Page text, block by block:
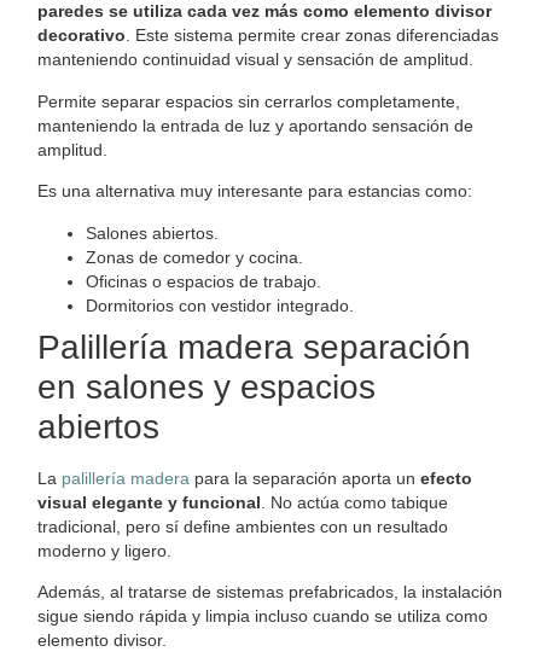
paredes se utiliza cada vez más como elemento divisor
decorativo. Este sistema permite crear zonas diferenciadas
manteniendo continuidad visual y sensación de amplitud.
Permite separar espacios sin cerrarlos completamente,
manteniendo la entrada de luz y aportando sensación de
amplitud.
Es una alternativa muy interesante para estancias como:
Salones abiertos.
Zonas de comedor y cocina.
Oficinas o espacios de trabajo.
Dormitorios con vestidor integrado.
Palillería madera separación
en salones y espacios
abiertos
La palillería madera para la separación aporta unefecto
visual elegante y funcional . No actúa como tabique
tradicional, pero sí define ambientes con un resultado
moderno y ligero.
Además, al tratarse de sistemas prefabricados, la instalación
sigue siendo rápida y limpia incluso cuando se utiliza como
elemento divisor.